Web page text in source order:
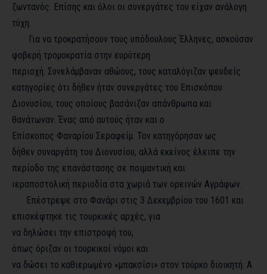
ζωντανός. Επίσης και όλοι οι συνεργάτες του είχαν ανάλογη
τύχη.
Για να τροκρατήσουν τους υπόδουλους Έλληνες, ασκούσαν
φοβερή τρομοκρατία στην ευρύτερη
περιοχή. Συνελάμβαναν αθώους, τους καταλόγιζαν ψευδείς
κατηγορίες ότι δήθεν ήταν συνεργάτες του Επισκόπου
Διονυσίου, τους οποίους βασάνιζαν απάνθρωπα και
θανάτωναν. Ένας από αυτούς ήταν και ο
Επίσκοπος Φαναρίου Σεραφείμ. Τον κατηγόρησαν ως
δήθεν συναργάτη του Διονυσίου, αλλά εκείνος έλειπε την
περίοδο της επανάστασης σε ποιμαντική και
ιεραποστολική περιοδία στα χωριά των ορεινών Αγράφων.
Επέστρεψε στο Φανάρι στις 3 Δεκεμβρίου του 1601 και
επισκέφτηκε τις τουρκικές αρχές, για
να δηλώσει την επιστροφή του,
όπως όριζαν οι τουρκικοί νόμοι και
να δώσει το καθιερωμένο «μπακσίσι» στον τούρκο διοικητή. Α